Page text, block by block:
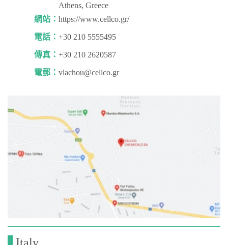
Athens, Greece
網站：https://www.cellco.gr/
電話：+30 210 5555495
傳真：+30 210 2620587
電郵：vlachou@cellco.gr
Italy